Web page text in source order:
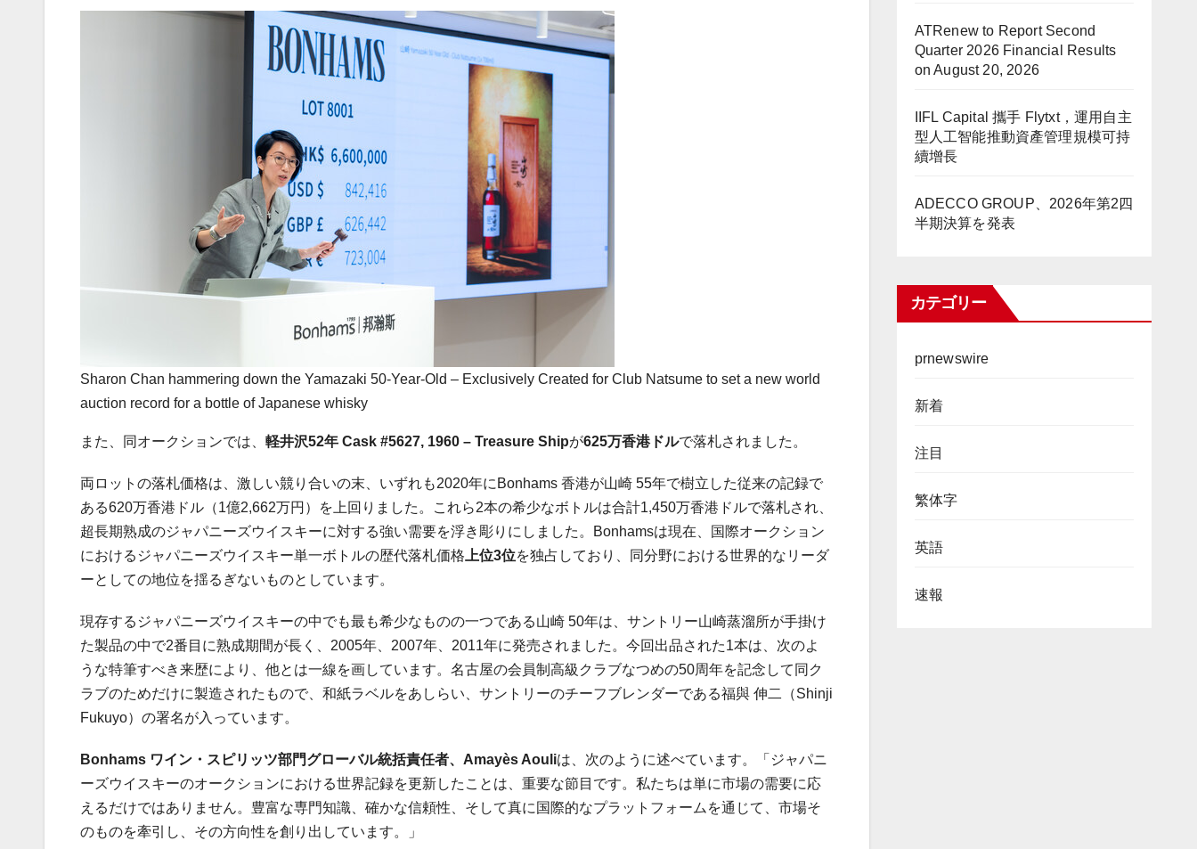
Sharon Chan hammering down the Yamazaki 50-Year-Old – Exclusively Created for Club Natsume to set a new world
auction record for a bottle of Japanese whisky
また、同オークションでは、 軽井沢52年 Cask #5627, 1960 – Treasure Shipが625万香港ドルで落札されました。
両ロットの落札価格は、激しい競り合いの末、いずれも2020年にBonhams 香港が山崎 55年で樹立した従来の記録で
ある620万香港ドル（1億2,662万円）を上回りました。これら2本の希少なボトルは合計1,450万香港ドルで落札され、
超長期熟成のジャパニーズウイスキーに対する強い需要を浮き彫りにしました。Bonhamsは現在、国際オークション
におけるジャパニーズウイスキー単一ボトルの歴代落札価格 上位3位を独占しており、同分野における世界的なリーダ
ーとしての地位を揺るぎないものとしています。
現存するジャパニーズウイスキーの中でも最も希少なものの一つである山崎 50年は、サントリー山崎蒸溜所が手掛け
た製品の中で2番目に熟成期間が長く、2005年、2007年、2011年に発売されました。今回出品された1本は、次のよ
うな特筆すべき来歴により、他とは一線を画しています。名古屋の会員制高級クラブなつめの50周年を記念して同ク
ラブのためだけに製造されたもので、和紙ラベルをあしらい、サントリーのチーフブレンダーである福與 伸二（Shinji
Fukuyo）の署名が入っています。
Bonhams ワイン・スピリッツ部門グローバル統括責任者、 Amayès Aouliは、次のように述べています。「ジャパニ
ーズウイスキーのオークションにおける世界記録を更新したことは、重要な節目です。私たちは単に市場の需要に応
えるだけではありません。豊富な専門知識、確かな信頼性、そして真に国際的なプラットフォームを通じて、市場そ
のものを牽引し、その方向性を創り出しています。」
ATRenew to Report Second
Quarter 2026 Financial Results
on August 20, 2026
IIFL Capital 攜手 Flytxt，運用自主
型人工智能推動資產管理規模可持
續增長
ADECCO GROUP、2026年第2四
半期決算を発表
カテゴリー
prnewswire
新着
注目
繁体字
英語
速報